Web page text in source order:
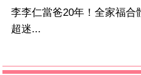
李李仁當爸20年！全家福合
超迷...